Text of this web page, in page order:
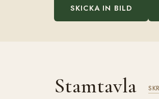
SKICKA IN BILD
Stamtavla